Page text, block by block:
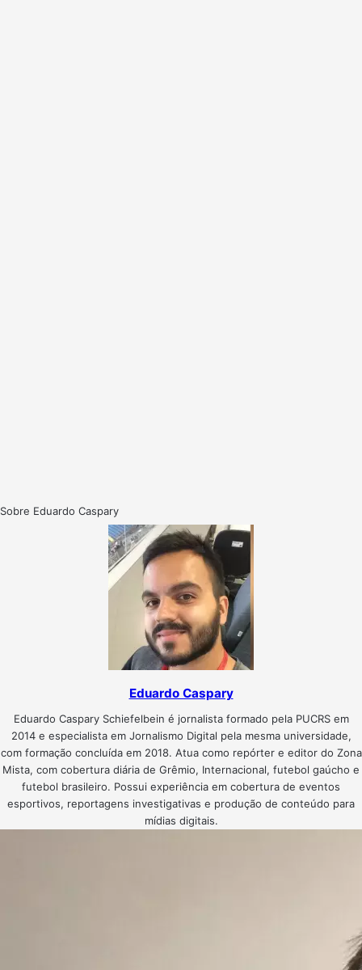
Sobre Eduardo Caspary
Eduardo Caspary
Eduardo Caspary Schiefelbein é jornalista formado pela PUCRS em
2014 e especialista em Jornalismo Digital pela mesma universidade,
com formação concluída em 2018. Atua como repórter e editor do Zona
Mista, com cobertura diária de Grêmio, Internacional, futebol gaúcho e
futebol brasileiro. Possui experiência em cobertura de eventos
esportivos, reportagens investigativas e produção de conteúdo para
mídias digitais.